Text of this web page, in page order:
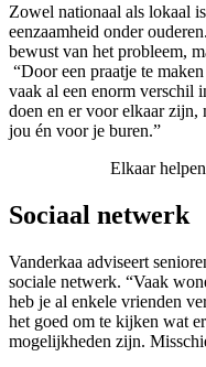
Zowel nationaal als lokaal
eenzaamheid onder
bewust van het probleem,
“Door een praatje te
vaak al een enorm verschil
doen en er voor elkaar
jou én voor je buren.”
Elkaar
Sociaal netwerk
Vanderkaa adviseert
sociale netwerk. “Vaak
heb je al enkele vrienden
het goed om te kijken wat
mogelijkheden zijn.